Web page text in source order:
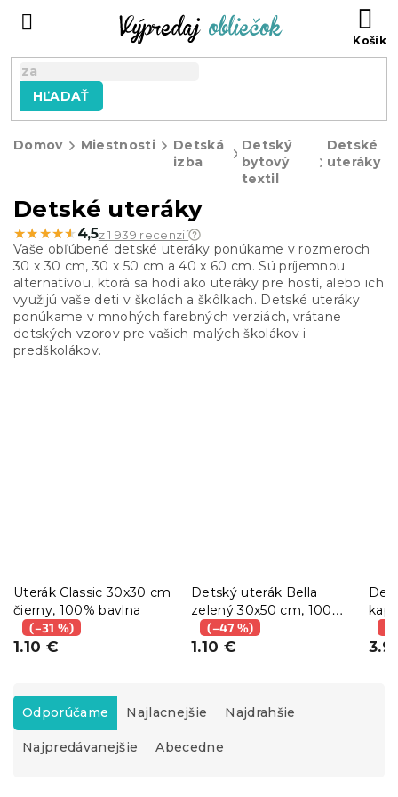
HĽADAŤ
Domov Miestnosti
Detská
izba
Detský
bytový
textil
Detské
uteráky
Detské uteráky
★★★★★
★★★★★ 4,5z 1 939 recenzií
Vaše obľúbené detské uteráky ponúkame v rozmeroch
30 x 30 cm, 30 x 50 cm a 40 x 60 cm. Sú príjemnou
alternatívou, ktorá sa hodí ako uteráky pre hostí, alebo ich
využijú vaše deti v školách a škôlkach. Detské uteráky
ponúkame v mnohých farebných verziách, vrátane
detských vzorov pre vašich malých školákov i
predškolákov.
Uterák Classic 30x30 cm
čierny, 100% bavlna
(–31 %)
1.10 €
Detský uterák Bella
zelený 30x50 cm, 100%
bavlna
(–47 %)
1.10 €
R
a
d
e
Odporúčame Najlacnejšie Najdrahšie
Najpredávanejšie Abecedne